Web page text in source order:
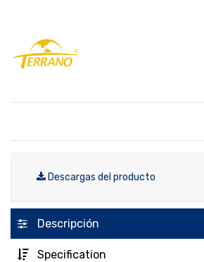
Descargas del producto
Descripción
Specification